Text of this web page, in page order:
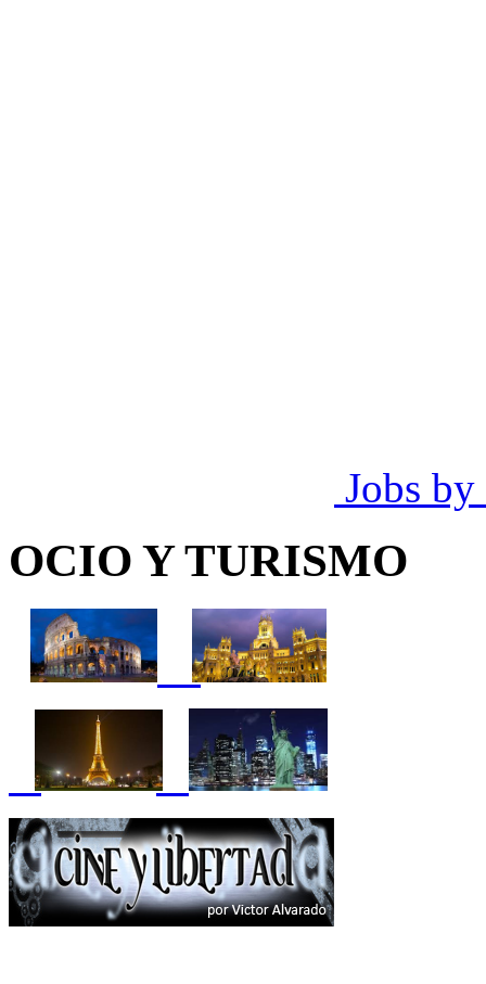
Jobs by
OCIO Y TURISMO